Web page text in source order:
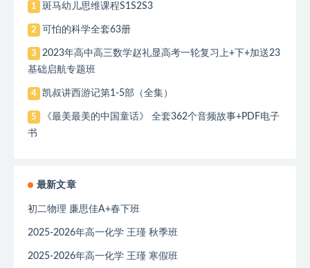
1 斑马幼儿思维课程S1S2S3
2 可怕的科学全套63册
3
2023年高中高三数学赵礼显高考一轮复习上+下+加送23
基础启航专题班
4 凯叔讲西游记第1-5部（全集）
5
《最美最美的中国童话》 全套362个音频故事+PDF电子
书
最新文章
初二物理 廉思佳A+春下班
2025-2026年高一化学 王瑾 秋季班
2025-2026年高一化学 王瑾 寒假班